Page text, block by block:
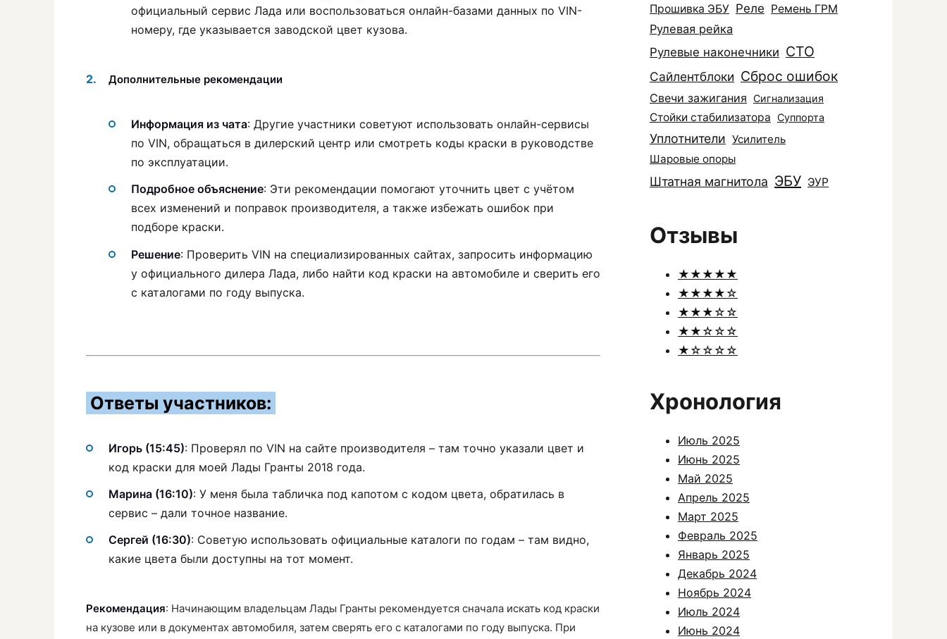
официальный сервис Лада или воспользоваться онлайн-базами данных по VIN-
номеру, где указывается заводской цвет кузова.
Дополнительные рекомендации
Информация из чата: Другие участники советуют использовать онлайн-сервисы
по VIN, обращаться в дилерский центр или смотреть коды краски в руководстве
по эксплуатации.
Подробное объяснение: Эти рекомендации помогают уточнить цвет с учётом
всех изменений и поправок производителя, а также избежать ошибок при
подборе краски.
Решение: Проверить VIN на специализированных сайтах, запросить информацию
у официального дилера Лада, либо найти код краски на автомобиле и сверить его
с каталогами по году выпуска.
Ответы участников:
Игорь (15:45): Проверял по VIN на сайте производителя – там точно указали цвет и
код краски для моей Лады Гранты 2018 года.
Марина (16:10): У меня была табличка под капотом с кодом цвета, обратилась в
сервис – дали точное название.
Сергей (16:30): Советую использовать официальные каталоги по годам – там видно,
какие цвета были доступны на тот момент.
Рекомендация: Начинающим владельцам Лады Гранты рекомендуется сначала искать код краски
на кузове или в документах автомобиля, затем сверять его с каталогами по году выпуска. При
Прошивка ЭБУ Реле Ремень ГРМ
Рулевая рейка
Рулевые наконечники СТО
Сайлентблоки Сброс ошибок
Свечи зажигания Сигнализация
Стойки стабилизатора Суппорта
Уплотнители Усилитель
Шаровые опоры
Штатная магнитола ЭБУ ЭУР
Отзывы
★★★★★
★★★★☆
★★★☆☆
★★☆☆☆
★☆☆☆☆
Хронология
Июль 2025
Июнь 2025
Май 2025
Апрель 2025
Март 2025
Февраль 2025
Январь 2025
Декабрь 2024
Ноябрь 2024
Июль 2024
Июнь 2024